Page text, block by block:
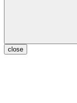
close